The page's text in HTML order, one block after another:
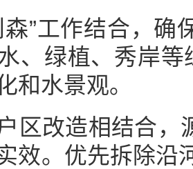
工作结合，确
、绿植、秀岸等
和水景观。
改造相结合，
效。优先拆除沿